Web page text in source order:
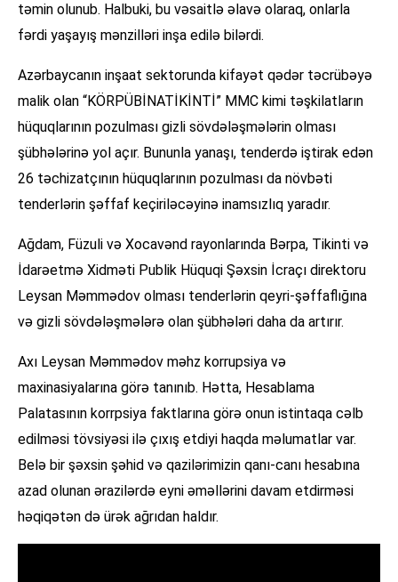
təmin olunub. Halbuki, bu vəsaitlə əlavə olaraq, onlarla
fərdi yaşayış mənzilləri inşa edilə bilərdi.
Azərbaycanın inşaat sektorunda kifayət qədər təcrübəyə
malik olan “KÖRPÜ­BİNA­TİKİNTİ” MMC kimi təşkilatların
hüquqlarının pozulması gizli sövdələşmələrin olması
şübhələrinə yol açır. Bununla yanaşı, tenderdə iştirak edən
26 təchizatçının hüquqlarının pozulması da növbəti
tenderlərin şəffaf keçiriləcəyinə inamsızlıq yaradır.
Ağdam, Füzuli və Xocavənd rayonlarında Bərpa, Tikinti və
İdarəetmə Xidməti Publik Hüquqi Şəxsin İcraçı direktoru
Leysan Məmmədov olması tenderlərin qeyri-şəffaflığına
və gizli sövdələşmələrə olan şübhələri daha da artırır.
Axı Leysan Məmmədov məhz korrupsiya və
maxinasiyalarına görə tanınıb. Hətta, Hesablama
Palatasının korrpsiya faktlarına görə onun istintaqa cəlb
edilməsi tövsiyəsi ilə çıxış etdiyi haqda məlumatlar var.
Belə bir şəxsin şəhid və qazilərimizin qanı-canı hesabına
azad olunan ərazilərdə eyni əməllərini davam etdirməsi
həqiqətən də ürək ağrıdan haldır.